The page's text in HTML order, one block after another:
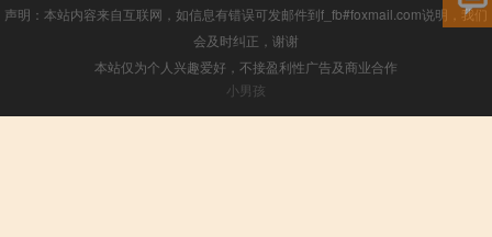
声明：本站内容来自互联网，如信息有错误可发邮件到f_fb#foxmail.com说明，我们
会及时纠正，谢谢
本站仅为个人兴趣爱好，不接盈利性广告及商业合作
小男孩